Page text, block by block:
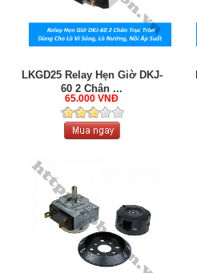
LKGD25 Relay Hẹn Giờ DKJ-
60 2 Chân ...
65.000 VNĐ